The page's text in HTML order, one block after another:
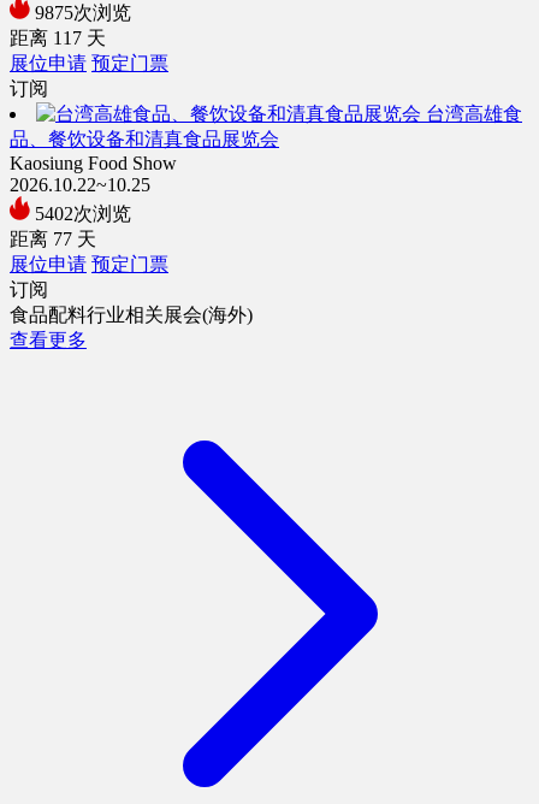
9875次浏览
距离 117 天
展位申请 预定门票
订阅
台湾高雄食
品、餐饮设备和清真食品展览会
Kaosiung Food Show
2026.10.22~10.25
5402次浏览
距离 77 天
展位申请 预定门票
订阅
食品配料行业相关展会(海外)
查看更多